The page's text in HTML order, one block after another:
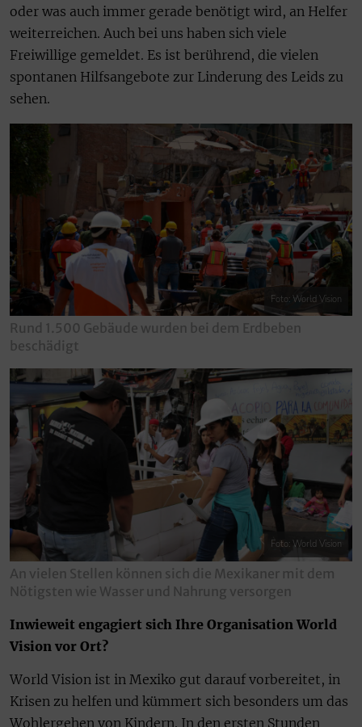
oder was auch immer gerade benötigt wird, an Helfer
weiterreichen. Auch bei uns haben sich viele
Freiwillige gemeldet. Es ist berührend, die vielen
spontanen Hilfsangebote zur Linderung des Leids zu
sehen.
Foto: World Vision
Rund 1.500 Gebäude wurden bei dem Erdbeben
beschädigt
Foto: World Vision
An vielen Stellen können sich die Mexikaner mit dem
Nötigsten wie Wasser und Nahrung versorgen
Inwieweit engagiert sich Ihre Organisation World
Vision vor Ort?
World Vision ist in Mexiko gut darauf vorbereitet, in
Krisen zu helfen und kümmert sich besonders um das
Wohlergehen von Kindern. In den ersten Stunden